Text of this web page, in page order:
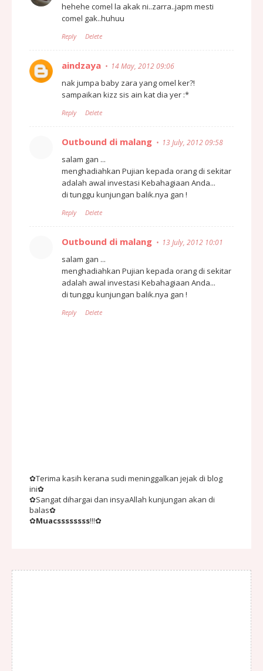
hehehe comel la akak ni..zarra..japm mesti
comel gak..huhuu
Reply Delete
aindzaya 14 May, 2012 09:06
nak jumpa baby zara yang omel ker?!
sampaikan kizz sis ain kat dia yer :*
Reply Delete
Outbound di malang 13 July, 2012 09:58
salam gan ...
menghadiahkan Pujian kepada orang di sekitar
adalah awal investasi Kebahagiaan Anda...
di tunggu kunjungan balik.nya gan !
Reply Delete
Outbound di malang 13 July, 2012 10:01
salam gan ...
menghadiahkan Pujian kepada orang di sekitar
adalah awal investasi Kebahagiaan Anda...
di tunggu kunjungan balik.nya gan !
Reply Delete
✿Terima kasih kerana sudi meninggalkan jejak di blog
ini✿
✿Sangat dihargai dan insyaAllah kunjungan akan di
balas✿
✿Muacssssssss!!!✿